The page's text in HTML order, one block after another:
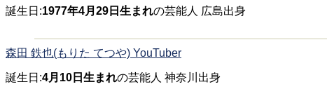
誕生日:1977年4月29日生まれの芸能人 広島出身
森田 鉄也(もりた てつや) YouTuber
誕生日:4月10日生まれの芸能人 神奈川出身